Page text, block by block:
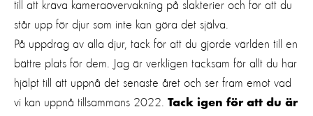
till att kräva kameraövervakning på slakterier och för att du
står upp för djur som inte kan göra det själva.
På uppdrag av alla djur, tack för att du gjorde världen till en
bättre plats för dem. Jag är verkligen tacksam för allt du har
hjälpt till att uppnå det senaste året och ser fram emot vad
vi kan uppnå tillsammans 2022. Tack igen för att du är